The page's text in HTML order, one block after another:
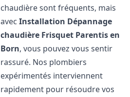
chaudière sont fréquents, mais
avecInstallation Dépannage
chaudière Frisquet Parentis en
Born, vous pouvez vous sentir
rassuré. Nos plombiers
expérimentés interviennent
rapidement pour résoudre vos